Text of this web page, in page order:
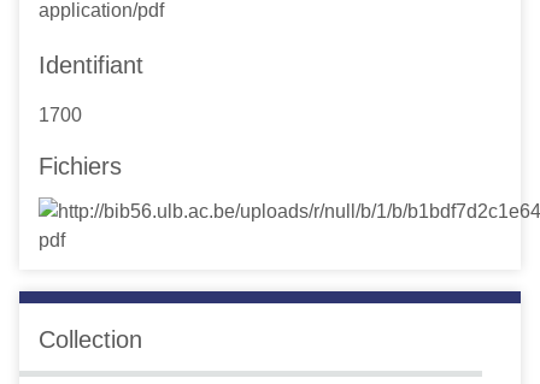
application/pdf
Identifiant
1700
Fichiers
Collection